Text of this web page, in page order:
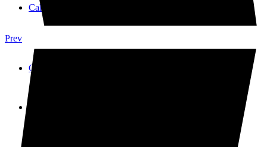
Calendari
Calendari
Prev